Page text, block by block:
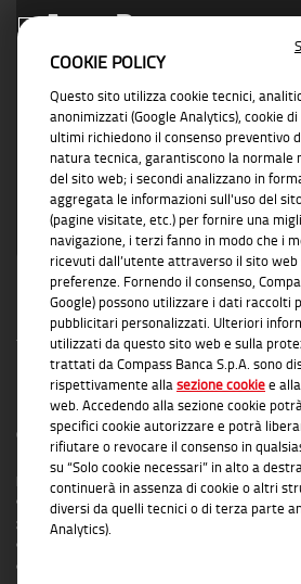
Area Partner
Vicino ad ogni esigenza di
soluzioni concrete e affidabili
INFORMAZIONI TRASPARENTI
Compass Banca S.p.A., Banca del Gruppo Monte dei
Mediobanca: 10536040966 - Tutti i diritti riservati
pubblicitario con finalità promozionale. Per le
documenti informativi disponibili presso le Filiali
gli Agenti in attività finanziaria autorizzati che
credito convenzionati in esclusiva con Compass
delle Agenzie autorizzate è disponibile sul sito
COOKIE POLICY
Questo sito utilizza cookie tecnici,
anonimizzati (Google Analytics), cookie
ultimi richiedono il consenso preventivo
natura tecnica, garantiscono la normale
del sito web; i secondi analizzano in
aggregata le informazioni sull'uso del
(pagine visitate, etc.) per fornire una
navigazione, i terzi fanno in modo che i
ricevuti dall’utente attraverso il sito
preferenze. Fornendo il consenso,
Google) possono utilizzare i dati raccolti
pubblicitari personalizzati. Ulteriori
utilizzati da questo sito web e sulla
trattati da Compass Banca S.p.A. sono
rispettivamente allasezione cookiee alla
web. Accedendo alla sezione cookie
specifici cookie autorizzare e potrà
rifiutare o revocare il consenso in
su “Solo cookie necessari” in alto a
continuerà in assenza di cookie o altri
diversi da quelli tecnici o di terza parte
Analytics).